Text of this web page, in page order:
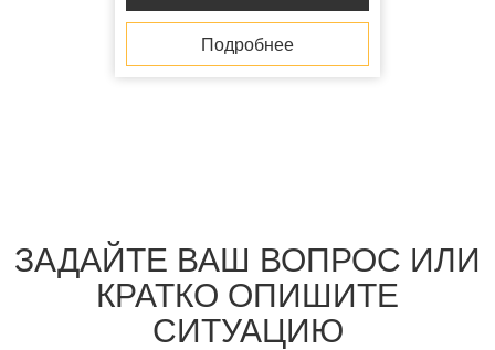
Подробнее
ЗАДАЙТЕ ВАШ ВОПРОС ИЛИ
КРАТКО ОПИШИТЕ
СИТУАЦИЮ